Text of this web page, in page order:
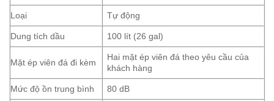
Loại Tự động
Dung tích dầu 100 lít (26 gal)
Mặt ép viên đá đi kèm
Hai mặt ép viên đá theo yêu cầu của
khách hàng
Mức độ ồn trung bình 80 dB